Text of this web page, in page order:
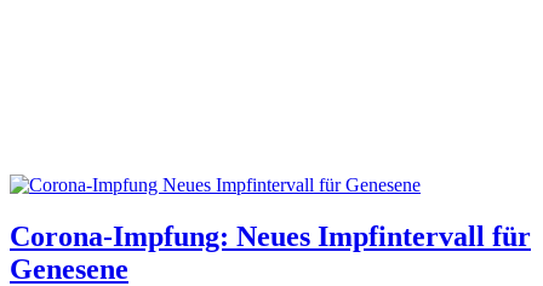
Corona-Impfung: Neues Impfintervall für
Genesene